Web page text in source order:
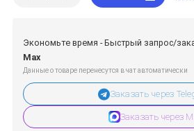
Экономьте время - Быстрый запрос/
Max
Данные о товаре перенесутся в чат автоматически
Заказать через
Заказать через